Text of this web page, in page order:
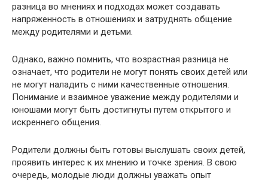
разница во мнениях и подходах может создавать
напряженность в отношениях и затруднять общение
между родителями и детьми.
Однако, важно помнить, что возрастная разница не
означает, что родители не могут понять своих детей или
не могут наладить с ними качественные отношения.
Понимание и взаимное уважение между родителями и
юношами могут быть достигнуты путем открытого и
искреннего общения.
Родители должны быть готовы выслушать своих детей,
проявить интерес к их мнению и точке зрения. В свою
очередь, молодые люди должны уважать опыт